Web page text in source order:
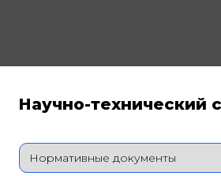
Научно-технический